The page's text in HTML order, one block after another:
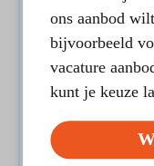
jezelf
Doel van de
beter inzicht
MEER
ons aanbod
bijvoorbeeld
vacature
kunt je keuze